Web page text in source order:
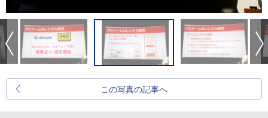
この写真の記事へ